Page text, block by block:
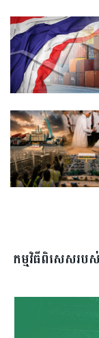
កម្មវិធីពិសេសរ